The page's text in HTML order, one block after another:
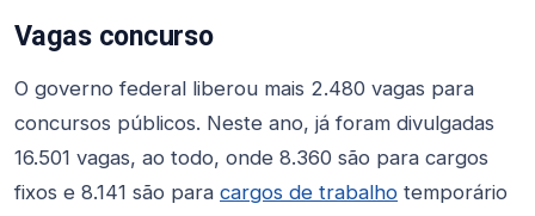
Vagas concurso
O governo federal liberou mais 2.480 vagas para
concursos públicos. Neste ano, já foram divulgadas
16.501 vagas, ao todo, onde 8.360 são para cargos
fixos e 8.141 são para cargos de trabalho temporário